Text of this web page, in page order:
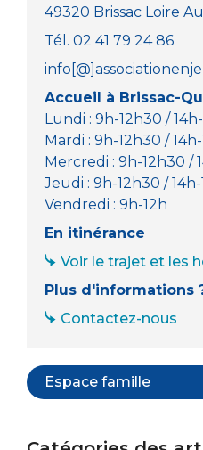
49320 Brissac Loire
Tél. 02 41 79 24 86
Accueil à Brissac-
Lundi : 9h-12h30 /
Mardi : 9h-12h30 /
Mercredi : 9h-12h30 /
Jeudi : 9h-12h30 /
Vendredi : 9h-12h
En itinérance
Voir le trajet et les
Plus d'informations
Contactez-nous
Espace famille